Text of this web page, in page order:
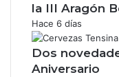
la III Aragón
Hace 6 días
Dos
Aniversario